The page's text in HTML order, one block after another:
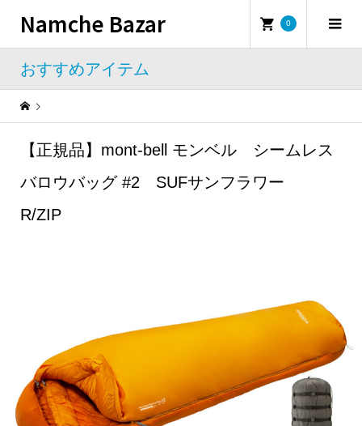
Namche Bazar 0
おすすめアイテム
Warning : Undefined property: WP_Error::$name in
【正規品】mont-bell モンベル シームレス
バロウバッグ #2 SUFサンフラワー
R/ZIP